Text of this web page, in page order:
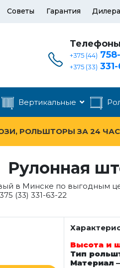
Советы Гарантия
+375 (44)
+375 (33)
Вертикальные
РОЛЬШТОРЫ ЗА 24
Рулонная
в Минске по выгодным
(33) 331-63-22
Высота и
Тип
Материал